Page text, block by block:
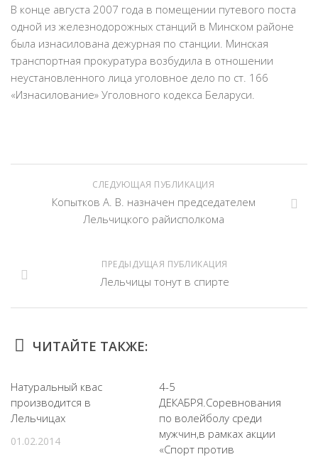
В конце августа 2007 года в помещении путевого поста
одной из железнодорожных станций в Минском районе
была изнасилована дежурная по станции. Минская
транспортная прокуратура возбудила в отношении
неустановленного лица уголовное дело по ст. 166
«Изнасилование» Уголовного кодекса Беларуси.
СЛЕДУЮЩАЯ ПУБЛИКАЦИЯ
Копытков А. В. назначен председателем
Лельчицкого райисполкома
ПРЕДЫДУЩАЯ ПУБЛИКАЦИЯ
Лельчицы тонут в спирте
ЧИТАЙТЕ ТАКЖЕ:
Натуральный квас
производится в
Лельчицах
01.02.2014
4-5
ДЕКАБРЯ.Соревнования
по волейболу среди
мужчин,в рамках акции
«Спорт против